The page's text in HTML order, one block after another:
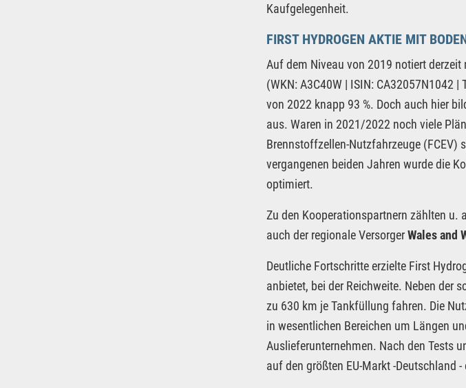
Kaufgelegenheit.
FIRST HYDROGEN AKTIE MIT
Auf dem Niveau von 2019 notiert
(WKN: A3C40W | ISIN: CA32057N1042
von 2022 knapp 93 %. Doch auch hier
aus. Waren in 2021/2022 noch viele
Brennstoffzellen-Nutzfahrzeuge (FCEV)
vergangenen beiden Jahren wurde die
optimiert.
Zu den Kooperationspartnern zählten u.
auch der regionale VersorgerWales and
Deutliche Fortschritte erzielte First
anbietet, bei der Reichweite. Neben der
zu 630 km je Tankfüllung fahren. Die
in wesentlichen Bereichen um Längen
Auslieferunternehmen. Nach den Tests
auf den größten EU-Markt -Deutschland -